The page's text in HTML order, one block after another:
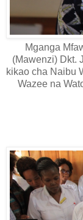
Mganga
(Mawenzi) Dkt.
kikao cha Naibu
Wazee na